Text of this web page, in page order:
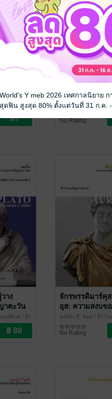
นี
/ พรรณนิภ
เอช. จี. เวลส์: ผู้
ร้ายของอารยธร
ใหม่ (H. G.
เจ. ดี. เบเรสฟอร์ด /
No Rating
าง
าตะวัน
ลลินส์ / ธีร
ล / ไศเลน
จักรพรรดิมาร์คุส
อุส: ความสงบข
ท่ามกลางภาระแ
จักรวรรดิ (The
Marcus
จอห์น ซี. จอย / ธีรวั
/ ไศเลนทร์
No Rating
World's Y meb 2026 เทศกาลนิยาย
สุดฟิน สูงสุด 80% ตั้งแต่วันที่ 31 ก.ค.